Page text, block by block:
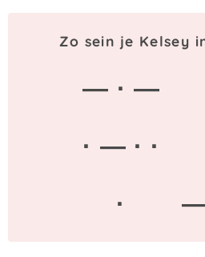
Zo sein je Kelsey
— · —
· — · ·
·